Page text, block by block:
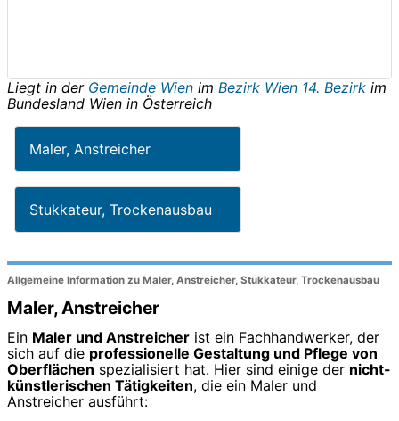
Liegt in der Gemeinde Wien im Bezirk Wien 14. Bezirk im
Bundesland Wien in Österreich
Maler, Anstreicher
Stukkateur, Trockenausbau
Allgemeine Information zu Maler, Anstreicher, Stukkateur, Trockenausbau
Maler, Anstreicher
Ein Maler und Anstreicher ist ein Fachhandwerker, der
sich auf die professionelle Gestaltung und Pflege von
Oberflächen spezialisiert hat. Hier sind einige der nicht-
künstlerischen Tätigkeiten, die ein Maler und
Anstreicher ausführt: